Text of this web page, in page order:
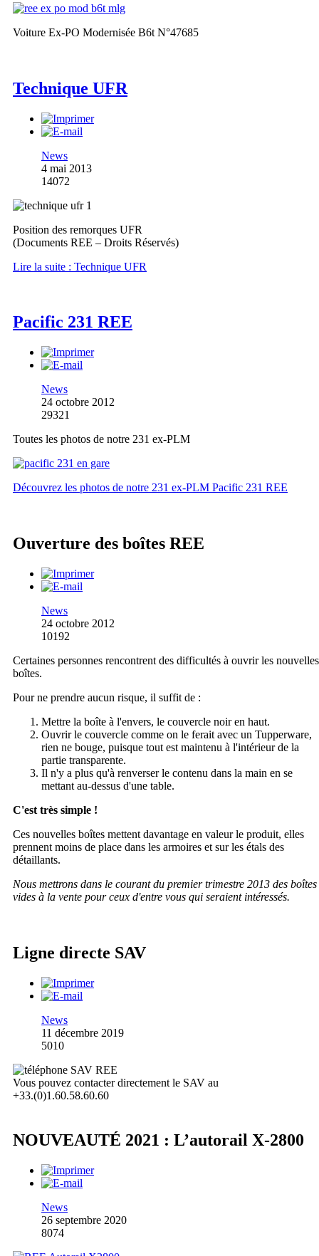
Voiture Ex-PO Modernisée B6t N°47685
Technique UFR
News
4 mai 2013
14072
Position des remorques UFR
(Documents REE – Droits Réservés)
Lire la suite : Technique UFR
Pacific 231 REE
News
24 octobre 2012
29321
Toutes les photos de notre 231 ex-PLM
Découvrez les photos de notre 231 ex-PLM Pacific 231 REE
Ouverture des boîtes REE
News
24 octobre 2012
10192
Certaines personnes rencontrent des difficultés à ouvrir les nouvelles
boîtes.
Pour ne prendre aucun risque, il suffit de :
Mettre la boîte à l'envers, le couvercle noir en haut.
Ouvrir le couvercle comme on le ferait avec un Tupperware,
rien ne bouge, puisque tout est maintenu à l'intérieur de la
partie transparente.
Il n'y a plus qu'à renverser le contenu dans la main en se
mettant au-dessus d'une table.
C'est très simple !
Ces nouvelles boîtes mettent davantage en valeur le produit, elles
prennent moins de place dans les armoires et sur les étals des
détaillants.
Nous mettrons dans le courant du premier trimestre 2013 des boîtes
vides à la vente pour ceux d'entre vous qui seraient intéressés.
Ligne directe SAV
News
11 décembre 2019
5010
Vous pouvez contacter directement le SAV au
+33.(0)1.60.58.60.60
NOUVEAUTÉ 2021 : L’autorail X-2800
News
26 septembre 2020
8074